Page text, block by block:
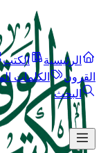
الرئيسية الكتب
القرون
الكلمات
البحث